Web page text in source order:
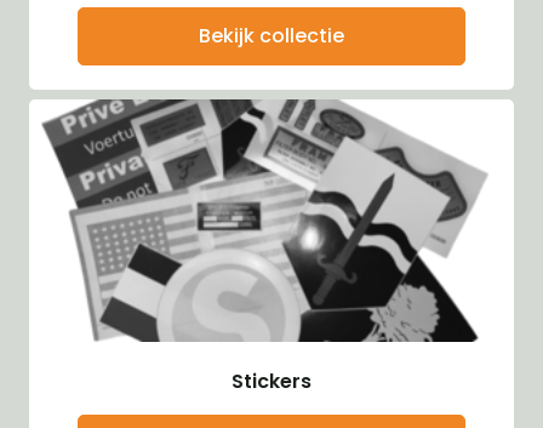
Bekijk collectie
Stickers